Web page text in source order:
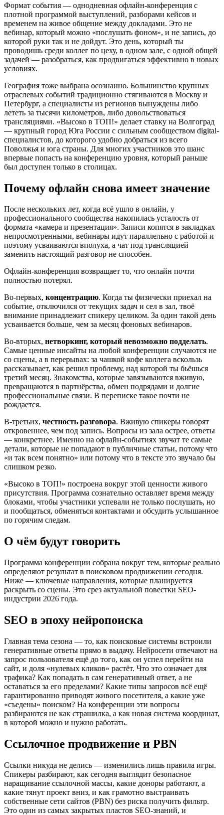
Формат события — однодневная офлайн-конференция с
плотной программой выступлений, разборами кейсов и
временем на живое общение между докладами. Это не
вебинар, который можно «послушать фоном», и не запись, до
которой руки так и не дойдут. Это день, который ты
проводишь среди коллег по цеху, в одном зале, с одной общей
задачей — разобраться, как продвигаться эффективно в новых
условиях.
География тоже выбрана осознанно. Большинство крупных
отраслевых событий традиционно стягиваются в Москву и
Петербург, а специалисты из регионов вынуждены либо
лететь за тысячи километров, либо довольствоваться
трансляциями. «Высоко в ТОП!» делает ставку на Волгоград
— крупный город Юга России с сильным сообществом digital-
специалистов, до которого удобно добраться из всего
Поволжья и юга страны. Для многих участников это шанс
впервые попасть на конференцию уровня, который раньше
был доступен только в столицах.
Почему офлайн снова имеет значение
После нескольких лет, когда всё ушло в онлайн, у
профессионального сообщества накопилась усталость от
формата «камера и презентация». Записи копятся в закладках
непросмотренными, вебинары идут параллельно с работой и
поэтому усваиваются вполуха, а чат под трансляцией
заменить настоящий разговор не способен.
Офлайн-конференция возвращает то, что онлайн почти
полностью потерял.
Во-первых, концентрацию. Когда ты физически приехал на
событие, отключился от текущих задач и сел в зал, твоё
внимание принадлежит спикеру целиком. За один такой день
усваивается больше, чем за месяц фоновых вебинаров.
Во-вторых, нетворкинг, который невозможно подделать.
Самые ценные инсайты на любой конференции случаются не
со сцены, а в перерывах: за чашкой кофе коллега вскользь
рассказывает, как решил проблему, над которой ты бьёшься
третий месяц. Знакомства, которые завязываются вживую,
превращаются в партнёрства, обмен подрядами и долгие
профессиональные связи. В переписке такое почти не
рождается.
В-третьих, честность разговора. Вживую спикеры говорят
откровеннее, чем под запись. Вопросы из зала острее, ответы
— конкретнее. Именно на офлайн-событиях звучат те самые
детали, которые не попадают в публичные статьи, потому что
«и так всем понятно» или потому что в тексте это звучало бы
слишком резко.
«Высоко в ТОП!» построена вокруг этой ценности живого
присутствия. Программа сознательно оставляет время между
блоками, чтобы участники успевали не только послушать, но
и пообщаться, обменяться контактами и обсудить услышанное
по горячим следам.
О чём будут говорить
Программа конференции собрана вокруг тем, которые реально
определяют результат в поисковом продвижении сегодня.
Ниже — ключевые направления, которые планируется
раскрыть со сцены. Это срез актуальной повестки SEO-
индустрии 2026 года.
SEO в эпоху нейропоиска
Главная тема сезона — то, как поисковые системы встроили
генеративные ответы прямо в выдачу. Нейросети отвечают на
запрос пользователя ещё до того, как он успел перейти на
сайт, и доля «нулевых кликов» растёт. Что это означает для
трафика? Как попадать в сам генеративный ответ, а не
оставаться за его пределами? Какие типы запросов всё ещё
гарантированно приводят живого посетителя, а какие уже
«съедены» поиском? На конференции эти вопросы
разбираются не как страшилка, а как новая система координат,
в которой можно и нужно работать.
Ссылочное продвижение и PBN
Ссылки никуда не делись — изменились лишь правила игры.
Спикеры разбирают, как сегодня выглядит безопасное
наращивание ссылочной массы, какие доноры работают, а
какие тянут проект вниз, и как грамотно выстраивать
собственные сети сайтов (PBN) без риска получить фильтр.
Это один из самых закрытых пластов SEO-знаний, и